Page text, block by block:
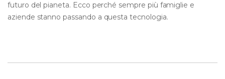
futuro del pianeta. Ecco perché sempre più famiglie e
aziende stanno passando a questa tecnologia.